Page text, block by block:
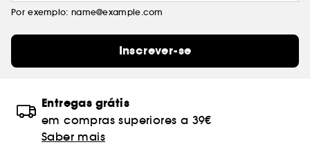
Por exemplo: name@example.com
Inscrever-se
Entregas grátis
em compras superiores a 39€
Saber mais